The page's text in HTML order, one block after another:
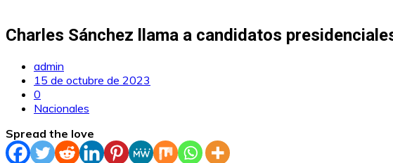
Charles Sánchez llama a candidatos
admin
15 de octubre de 2023
0
Nacionales
Spread the love